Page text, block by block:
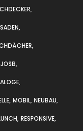
JOSB
MOBIL NEUBAU
RESPONSIVE